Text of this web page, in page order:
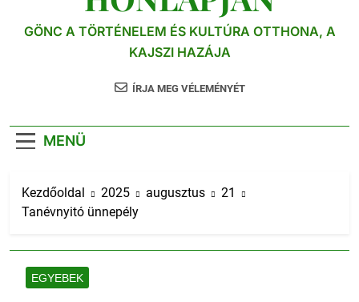
GÖNC A TÖRTÉNELEM ÉS KULTÚRA OTTHONA, A
KAJSZI HAZÁJA
ÍRJA MEG VÉLEMÉNYÉT
MENÜ
Kezdőoldal 2025 augusztus
21
Tanévnyitó ünnepély
EGYEBEK